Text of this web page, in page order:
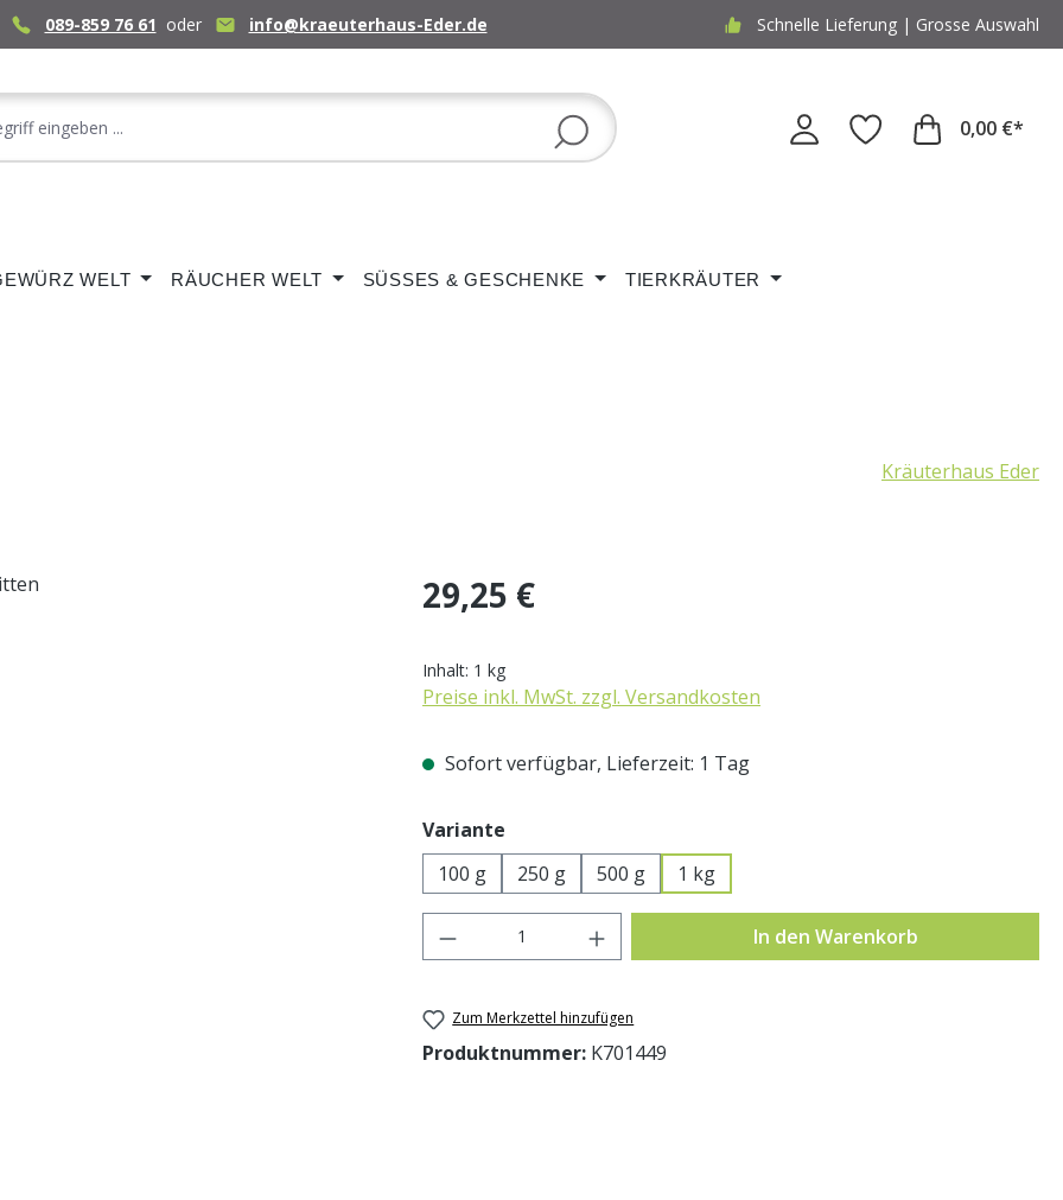
089-859 76 61 oder info@kraeuterhaus-Eder.de Schnelle Lieferung | Grosse Auswahl
0,00 €*
WELT RÄUCHER WELT SÜSSES & GESCHENKE TIERKRÄUTER
Kräuterhaus Eder
Regulärer Preis:
29,25 €
Inhalt: 1 kg
Preise inkl. MwSt. zzgl. Versandkosten
Sofort verfügbar, Lieferzeit: 1 Tag
Variante
100 g
250 g 500 g 1 kg
Produkt Anzahl: Gib den gewünschten Wert
In den Warenkorb
Zum Merkzettel hinzufügen
Produktnummer: K701449